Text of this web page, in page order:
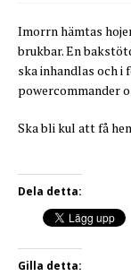
Imorrn hämtas
brukbar. En
ska inhandlas och i
powercommander
Ska bli kul att få
Dela detta:
Gilla detta: